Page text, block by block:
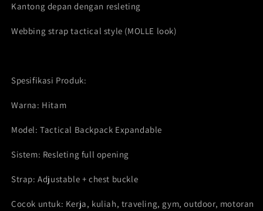
Kantong depan dengan resleting
Webbing strap tactical style (MOLLE look)
Spesifikasi Produk:
Warna: Hitam
Model: Tactical Backpack Expandable
Sistem: Resleting full opening
Strap: Adjustable + chest buckle
Cocok untuk: Kerja, kuliah, traveling, gym, outdoor, motoran